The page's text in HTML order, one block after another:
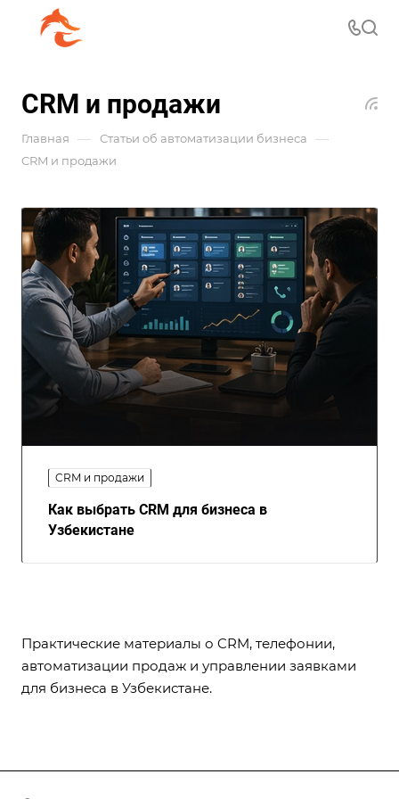
CRM и продажи
Главная — Статьи об автоматизации бизнеса —
CRM и продажи
CRM и продажи
Как выбрать CRM для бизнеса в
Узбекистане
Практические материалы о CRM, телефонии,
автоматизации продаж и управлении заявками
для бизнеса в Узбекистане.